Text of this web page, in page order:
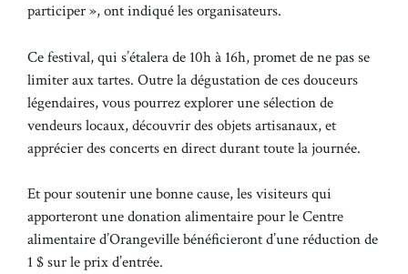
participer », ont indiqué les organisateurs.
Ce festival, qui s’étalera de 10h à 16h, promet de ne pas se
limiter aux tartes. Outre la dégustation de ces douceurs
légendaires, vous pourrez explorer une sélection de
vendeurs locaux, découvrir des objets artisanaux, et
apprécier des concerts en direct durant toute la journée.
Et pour soutenir une bonne cause, les visiteurs qui
apporteront une donation alimentaire pour le Centre
alimentaire d’Orangeville bénéficieront d’une réduction de
1 $ sur le prix d’entrée.